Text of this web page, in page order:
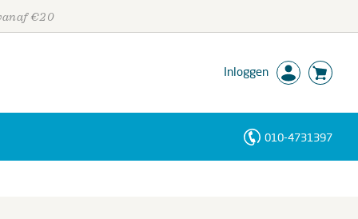
€20
Inloggen
010-4731397
Personen